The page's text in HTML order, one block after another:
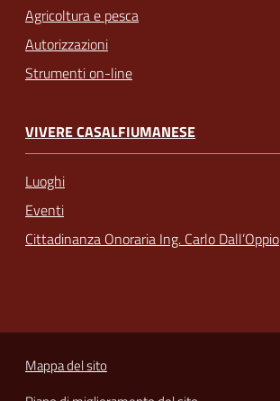
Agricoltura e pesca
Autorizzazioni
Strumenti on-line
VIVERE CASALFIUMANESE
Luoghi
Eventi
Cittadinanza Onoraria Ing. Carlo Dall’Oppio
Mappa del sito